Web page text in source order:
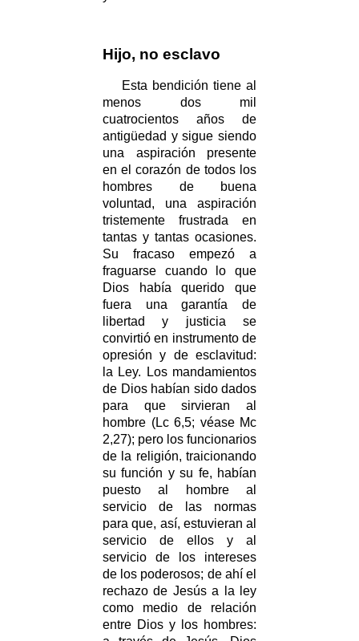
Hijo, no esclavo
Esta bendición tiene al
menos dos mil
cuatrocientos años de
antigüedad y sigue siendo
una aspiración presente
en el corazón de todos los
hombres de buena
voluntad, una aspiración
tristemente frustrada en
tantas y tantas ocasiones.
Su fracaso empezó a
fraguarse cuando lo que
Dios había querido que
fuera una garantía de
libertad y justicia se
convirtió en instrumento de
opresión y de esclavitud:
la Ley. Los mandamientos
de Dios habían sido dados
para que sirvieran al
hombre (Lc 6,5; véase Mc
2,27); pero los funcionarios
de la religión, traicionando
su función y su fe, habían
puesto al hombre al
servicio de las normas
para que, así, estuvieran al
servicio de ellos y al
servicio de los intereses
de los poderosos; de ahí el
rechazo de Jesús a la ley
como medio de relación
entre Dios y los hombres: